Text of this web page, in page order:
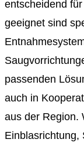
entscheidend
geeignet sind
passenden
auch in
aus der Region.
Einblasrichtung,